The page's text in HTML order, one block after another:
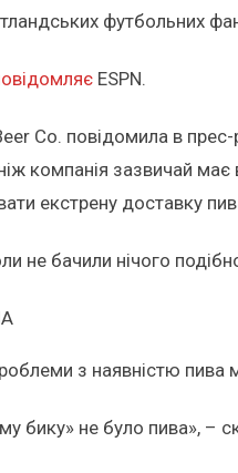
футбольних
ESPN.
Co. повідомила в прес-
компанія зазвичай
екстрену доставку
не бачили нічого
з наявністю пива
бику» не було пива», –